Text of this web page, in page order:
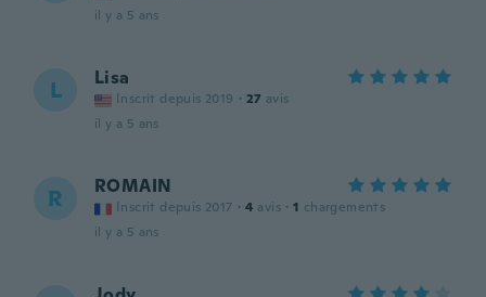
il y a 5 ans
L Lisa
Inscrit depuis 2019 · 27 avis
il y a 5 ans
R ROMAIN
Inscrit depuis 2017 · 4 avis · 1 chargements
il y a 5 ans